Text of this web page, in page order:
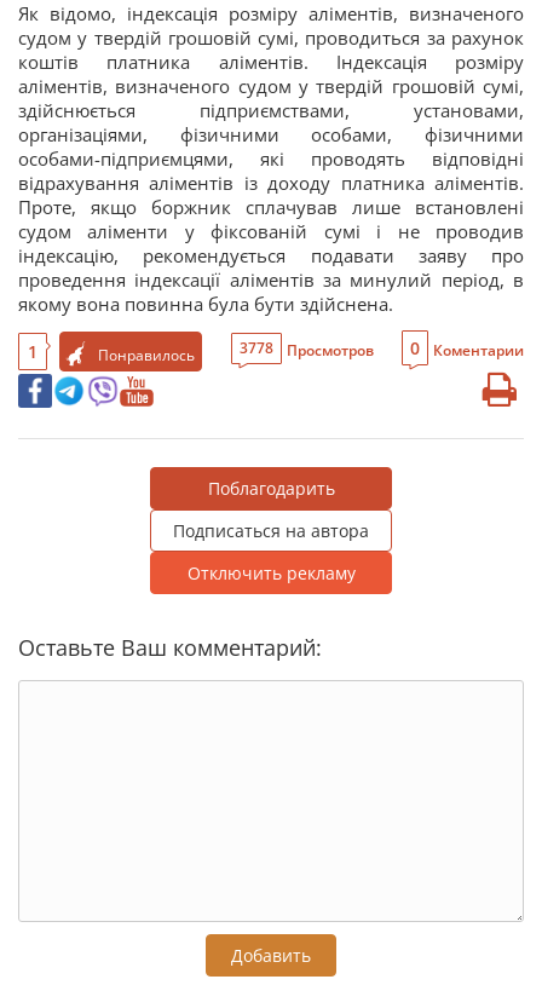
Як відомо, індексація розміру аліментів, визначеного
судом у твердій грошовій сумі, проводиться за рахунок
коштів платника аліментів. Індексація розміру
аліментів, визначеного судом у твердій грошовій сумі,
здійснюється підприємствами, установами,
організаціями, фізичними особами, фізичними
особами-підприємцями, які проводять відповідні
відрахування аліментів із доходу платника аліментів.
Проте, якщо боржник сплачував лише встановлені
судом аліменти у фіксованій сумі і не проводив
індексацію, рекомендується подавати заяву про
проведення індексації аліментів за минулий період, в
якому вона повинна була бути здійснена.
1 Понравилось 3778 Просмотров 0 Коментарии
Поблагодарить
Подписаться на автора
Отключить рекламу
Оставьте Ваш комментарий:
Добавить